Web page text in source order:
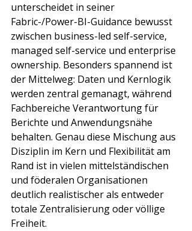
unterscheidet in seiner
Fabric-/Power-BI-Guidance bewusst
zwischen business-led self-service,
managed self-service und enterprise
ownership. Besonders spannend ist
der Mittelweg: Daten und Kernlogik
werden zentral gemanagt, während
Fachbereiche Verantwortung für
Berichte und Anwendungsnähe
behalten. Genau diese Mischung aus
Disziplin im Kern und Flexibilität am
Rand ist in vielen mittelständischen
und föderalen Organisationen
deutlich realistischer als entweder
totale Zentralisierung oder völlige
Freiheit.